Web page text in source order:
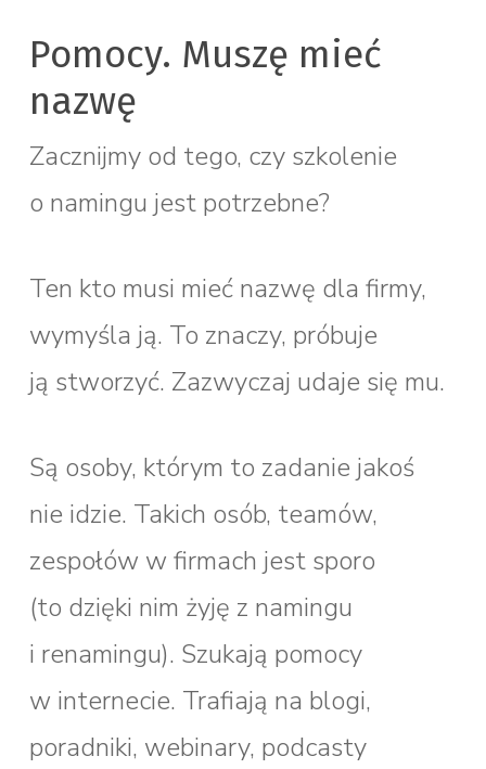
Pomocy. Muszę mieć
nazwę
Zacznijmy od tego, czy szkolenie
o namingu jest potrzebne?
Ten kto musi mieć nazwę dla firmy,
wymyśla ją. To znaczy, próbuje
ją stworzyć. Zazwyczaj udaje się mu.
Są osoby, którym to zadanie jakoś
nie idzie. Takich osób, teamów,
zespołów w firmach jest sporo
(to dzięki nim żyję z namingu
i renamingu). Szukają pomocy
w internecie. Trafiają na blogi,
poradniki, webinary, podcasty